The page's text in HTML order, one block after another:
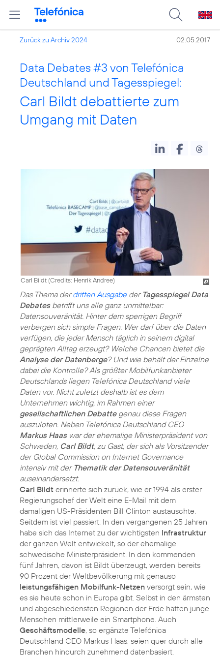
Zurück zu Archiv 2024 02.05.2017
Data Debates #3 von Telefónica
Deutschland und Tagesspiegel:
Carl Bildt debattierte zum
Umgang mit Daten
Carl Bildt (Credits: Henrik Andree)
Das Thema derdritten Ausgabeder Tagesspiegel Data
Debatesbetrifft uns alle ganz unmittelbar:
Datensouveränität. Hinter dem sperrigen Begriff
verbergen sich simple Fragen: Wer darf über die Daten
verfügen, die jeder Mensch täglich in seinem digital
geprägten Alltag erzeugt? Welche Chancen bietet die
Analyse der Datenberge? Und wie behält der Einzelne
dabei die Kontrolle? Als größter Mobilfunkanbieter
Deutschlands liegen Telefónica Deutschland viele
Daten vor. Nicht zuletzt deshalb ist es dem
Unternehmen wichtig, im Rahmen einer
gesellschaftlichen Debattegenau diese Fragen
auszuloten. Neben Telefónica Deutschland CEO
Markus Haaswar der ehemalige Ministerpräsident von
Schweden, Carl Bildt, zu Gast, der sich als Vorsitzender
der Global Commission on Internet Governance
intensiv mit der Thematik der Datensouveränität
auseinandersetzt.
Carl Bildt erinnerte sich zurück, wie er 1994 als erster
Regierungschef der Welt eine E-Mail mit dem
damaligen US-Präsidenten Bill Clinton austauschte.
Seitdem ist viel passiert: In den vergangenen 25 Jahren
habe sich das Internet zu der wichtigsten Infrastruktur
der ganzen Welt entwickelt, so der ehemalige
schwedische Ministerpräsident. In den kommenden
fünf Jahren, davon ist Bildt überzeugt, werden bereits
90 Prozent der Weltbevölkerung mit genauso
leistungsfähigen Mobilfunk-Netzen versorgt sein, wie
es sie heute schon in Europa gibt. Selbst in den ärmsten
und abgeschiedensten Regionen der Erde hätten junge
Menschen mittlerweile ein Smartphone. Auch
Geschäftsmodelle, so ergänzte Telefónica
Deutschland CEO Markus Haas, seien quer durch alle
Branchen hindurch zunehmend datenbasiert.